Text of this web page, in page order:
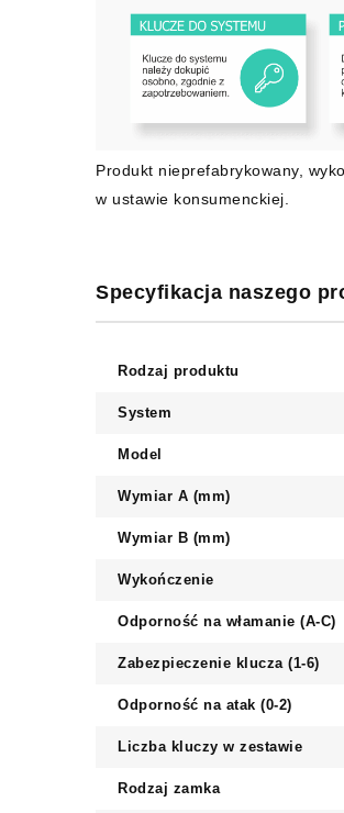
Produkt nieprefabrykowany,
w ustawie konsumenckiej.
Specyfikacja naszego
Rodzaj produktu
System
Model
Wymiar A (mm)
Wymiar B (mm)
Wykończenie
Odporność na włamanie (A-C)
Zabezpieczenie klucza (1-6)
Odporność na atak (0-2)
Liczba kluczy w zestawie
Rodzaj zamka